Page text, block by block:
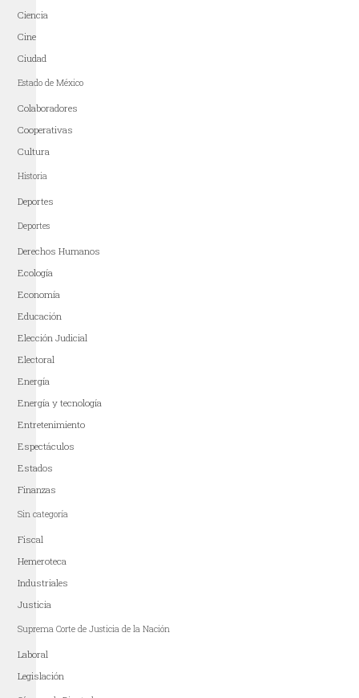
Ciencia
Cine
Ciudad
Estado de México
Colaboradores
Cooperativas
Cultura
Historia
Deportes
Deportes
Derechos Humanos
Ecología
Economía
Educación
Elección Judicial
Electoral
Energía
Energía y tecnología
Entretenimiento
Espectáculos
Estados
Finanzas
Sin categoría
Fiscal
Hemeroteca
Industriales
Justicia
Suprema Corte de Justicia de la Nación
Laboral
Legislación